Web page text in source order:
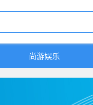
尚游娱乐